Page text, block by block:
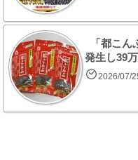
「都こ
発生し39
2026/07/